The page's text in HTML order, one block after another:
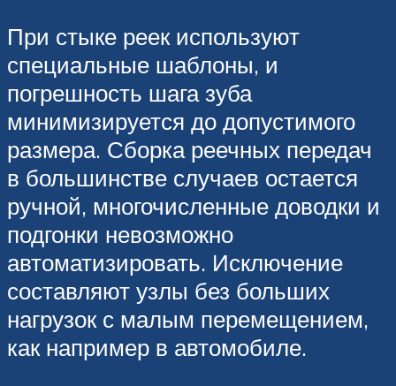
При стыке реек используют
специальные шаблоны, и
погрешность шага зуба
минимизируется до допустимого
размера. Сборка реечных передач
в большинстве случаев остается
ручной, многочисленные доводки и
подгонки невозможно
автоматизировать. Исключение
составляют узлы без больших
нагрузок с малым перемещением,
как например в автомобиле.